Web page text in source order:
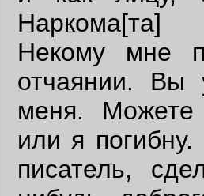
Некому мне
отчаянии. Вы
меня. Можете
или я
писатель,